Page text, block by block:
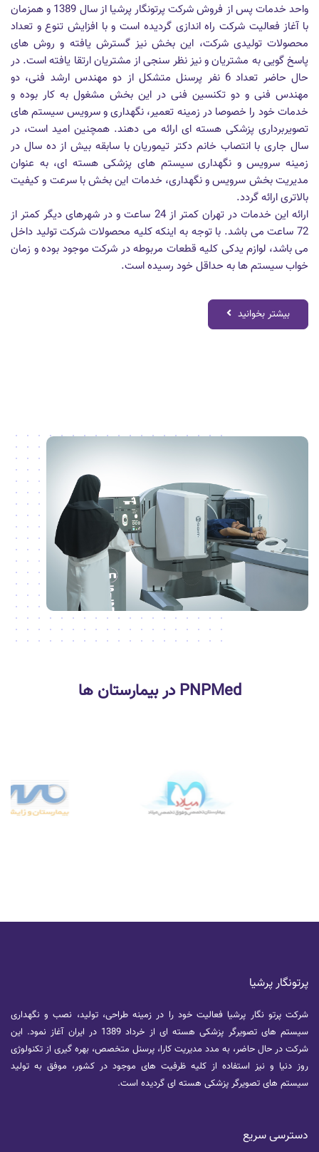
واحد خدمات پس از فروش شرکت پرتونگار پرشیا از سال 1389 و همزمان
با آغاز فعالیت شرکت راه اندازی گردیده است و با افزایش تنوع و تعداد
محصولات تولیدی شرکت، این بخش نیز گسترش یافته و روش های
پاسخ گویی به مشتریان و نیز نظر سنجی از مشتریان ارتقا یافته است. در
حال حاضر تعداد 6 نفر پرسنل متشکل از دو مهندس ارشد فنی، دو
مهندس فنی و دو تکنسین فنی در این بخش مشغول به کار بوده و
خدمات خود را خصوصا در زمینه تعمیر، نگهداری و سرویس سیستم های
تصویربرداری پزشکی هسته ای ارائه می دهند. همچنین امید است، در
سال جاری با انتصاب خانم دکتر تیموریان با سابقه بیش از ده سال در
زمینه سرویس و نگهداری سیستم های پزشکی هسته ای، به عنوان
مدیریت بخش سرویس و نگهداری، خدمات این بخش با سرعت و کیفیت
بالاتری ارائه گردد.
ارائه این خدمات در تهران کمتر از 24 ساعت و در شهرهای دیگر کمتر از
72 ساعت می باشد. با توجه به اینکه کلیه محصولات شرکت تولید داخل
می باشد، لوازم یدکی کلیه قطعات مربوطه در شرکت موجود بوده و زمان
خواب سیستم ها به حداقل خود رسیده است.
بیشتر بخوانید
PNPMed در بیمارستان ها
پرتونگار پرشیا
شرکت پرتو نگار پرشیا فعالیت خود را در زمینه طراحی، تولید، نصب و نگهداری
سیستم های تصویرگر پزشکی هسته ای از خرداد 1389 در ایران آغاز نمود. این
شرکت در حال حاضر، به مدد مدیریت کارا، پرسنل متخصص، بهره گیری از تکنولوژی
روز دنیا و نیز استفاده از کلیه ظرفیت های موجود در کشور، موفق به تولید
سیستم های تصویرگر پزشکی هسته ای گردیده است.
دسترسی سریع